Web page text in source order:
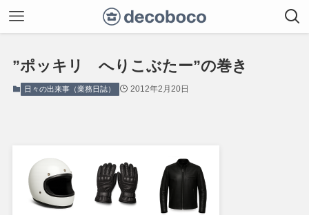
”ポッキリ へりこぶたー”の巻き
日々の出来事（業務日誌） 2012年2月20日